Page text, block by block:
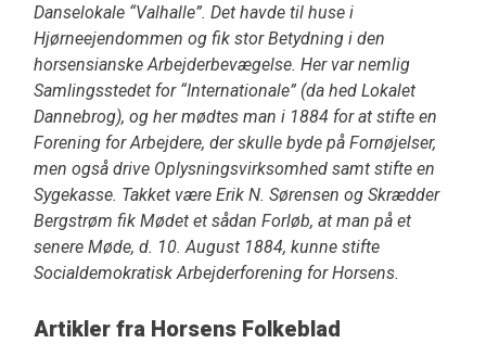
Danselokale “Valhalle”. Det havde til huse i
Hjørneejendommen og fik stor Betydning i den
horsensianske Arbejderbevægelse. Her var nemlig
Samlingsstedet for “Internationale” (da hed Lokalet
Dannebrog), og her mødtes man i 1884 for at stifte en
Forening for Arbejdere, der skulle byde på Fornøjelser,
men også drive Oplysningsvirksomhed samt stifte en
Sygekasse. Takket være Erik N. Sørensen og Skrædder
Bergstrøm fik Mødet et sådan Forløb, at man på et
senere Møde, d. 10. August 1884, kunne stifte
Socialdemokratisk Arbejderforening for Horsens.
Artikler fra Horsens Folkeblad